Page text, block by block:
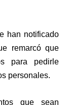
han notificado
remarcó que
para pedirle
personales.
que sean